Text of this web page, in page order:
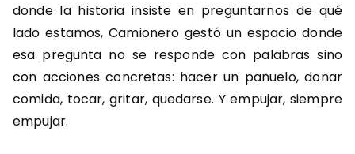
donde la historia insiste en preguntarnos de qué
lado estamos, Camionero gestó un espacio donde
esa pregunta no se responde con palabras sino
con acciones concretas: hacer un pañuelo, donar
comida, tocar, gritar, quedarse. Y empujar, siempre
empujar.